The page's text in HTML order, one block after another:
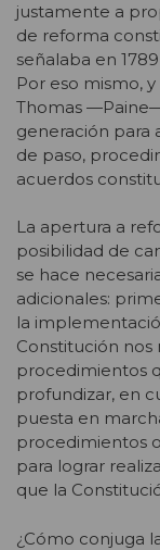
justamente a
de reforma
señalaba en
Por eso mismo,
Thomas
generación para
de paso,
acuerdos
La apertura a
posibilidad de
se hace
adicionales:
la
Constitución nos
procedimientos
profundizar, en
puesta en
procedimientos
para lograr
que la
¿Cómo conjuga